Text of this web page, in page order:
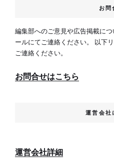
お問
編集部へのご意見や広告掲載に
ールにてご連絡ください。 以下
ご連絡ください。
お問合せはこちら
運営会社
運営会社詳細